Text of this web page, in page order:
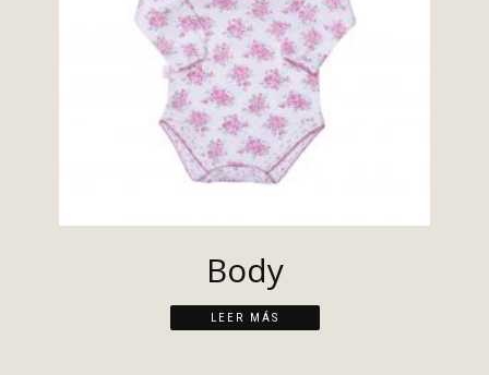
Body
LEER MÁS